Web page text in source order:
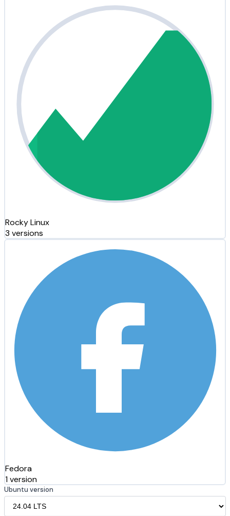
Rocky Linux
3 versions
Fedora
1 version
Ubuntu version